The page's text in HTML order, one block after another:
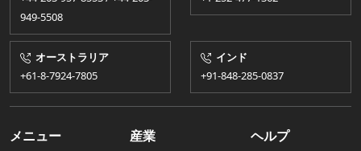
949-5508
オーストラリア
+61-8-7924​​-7805
インド
+91-848-285-0837
メニュー 産業 ヘルプ